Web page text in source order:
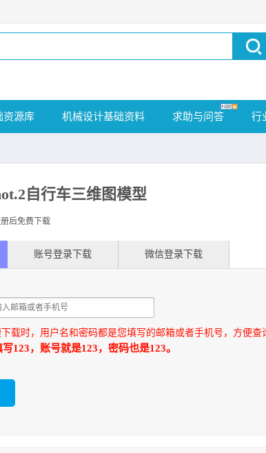
资源库 机械设计基础资料 求助与问答 行
自行车三维图模型
后免费下载
账号登录下载 微信登录下载
载时，用户名和密码都是您填写的邮箱或者手机号，方便查
123，账号就是123，密码也是123。